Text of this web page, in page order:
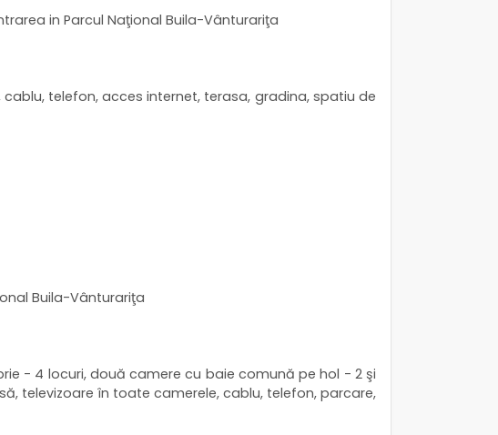
in Parcul Naţional Buila-Vânturariţa
telefon, acces internet, terasa, gradina, spatiu de
Buila-Vânturariţa
- 4 locuri, două camere cu baie comună pe hol - 2 şi
televizoare în toate camerele, cablu, telefon, parcare,